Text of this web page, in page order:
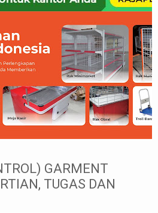
ADALAH | PENGERTIAN, TUGAS
GARMENT
TUGAS DAN